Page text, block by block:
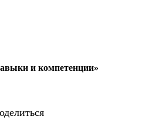
и компетенции»